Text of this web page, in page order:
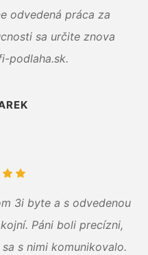
odvedená práca za
sa určite znova
podlaha.sk.
3i byte a s odvedenou
Páni boli precízni,
s nimi komunikovalo.